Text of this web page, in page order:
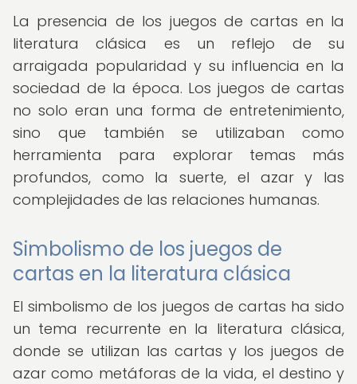
La presencia de los juegos de cartas en la
literatura clásica es un reflejo de su
arraigada popularidad y su influencia en la
sociedad de la época. Los juegos de cartas
no solo eran una forma de entretenimiento,
sino que también se utilizaban como
herramienta para explorar temas más
profundos, como la suerte, el azar y las
complejidades de las relaciones humanas.
Simbolismo de los juegos de
cartas en la literatura clásica
El simbolismo de los juegos de cartas ha sido
un tema recurrente en la literatura clásica,
donde se utilizan las cartas y los juegos de
azar como metáforas de la vida, el destino y